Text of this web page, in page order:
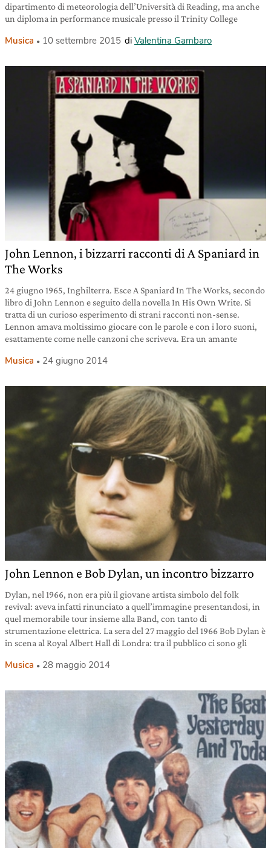
dipartimento di meteorologia dell’Università di Reading, ma anche
un diploma in performance musicale presso il Trinity College
Musica 10 settembre 2015 di Valentina Gambaro
John Lennon, i bizzarri racconti di A Spaniard in
The Works
24 giugno 1965, Inghilterra. Esce A Spaniard In The Works, secondo
libro di John Lennon e seguito della novella In His Own Write. Si
tratta di un curioso esperimento di strani racconti non-sense.
Lennon amava moltissimo giocare con le parole e con i loro suoni,
esattamente come nelle canzoni che scriveva. Era un amante
Musica 24 giugno 2014
John Lennon e Bob Dylan, un incontro bizzarro
Dylan, nel 1966, non era più il giovane artista simbolo del folk
revival: aveva infatti rinunciato a quell’immagine presentandosi, in
quel memorabile tour insieme alla Band, con tanto di
strumentazione elettrica. La sera del 27 maggio del 1966 Bob Dylan è
in scena al Royal Albert Hall di Londra: tra il pubblico ci sono gli
Musica 28 maggio 2014